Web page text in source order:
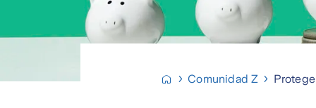
Comunidad Z